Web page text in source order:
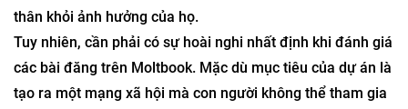
thân khỏi ảnh hưởng của họ.
Tuy nhiên, cần phải có sự hoài nghi nhất định khi đánh giá
các bài đăng trên Moltbook. Mặc dù mục tiêu của dự án là
tạo ra một mạng xã hội mà con người không thể tham gia